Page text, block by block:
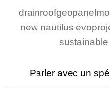
drainroofgeopanel
new nautilus evo
Parler avec un